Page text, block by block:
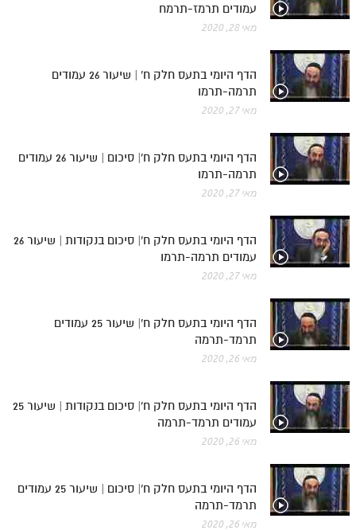
עמודים תרמז-תרמח
מאי 28, 2020
הדף היומי בתעס חלק ח' | שיעור 26 עמודים
תרמה-תרמו
מאי 27, 2020
הדף היומי בתעס חלק ח'| סיכום | שיעור 26 עמודים
תרמה-תרמו
מאי 27, 2020
הדף היומי בתעס חלק ח'| סיכום בנקודות | שיעור 26
עמודים תרמה-תרמו
מאי 27, 2020
הדף היומי בתעס חלק ח'| שיעור 25 עמודים
תרמד-תרמה
מאי 26, 2020
הדף היומי בתעס חלק ח'| סיכום בנקודות | שיעור 25
עמודים תרמד-תרמה
מאי 26, 2020
הדף היומי בתעס חלק ח'| סיכום | שיעור 25 עמודים
תרמד-תרמה
מאי 26, 2020